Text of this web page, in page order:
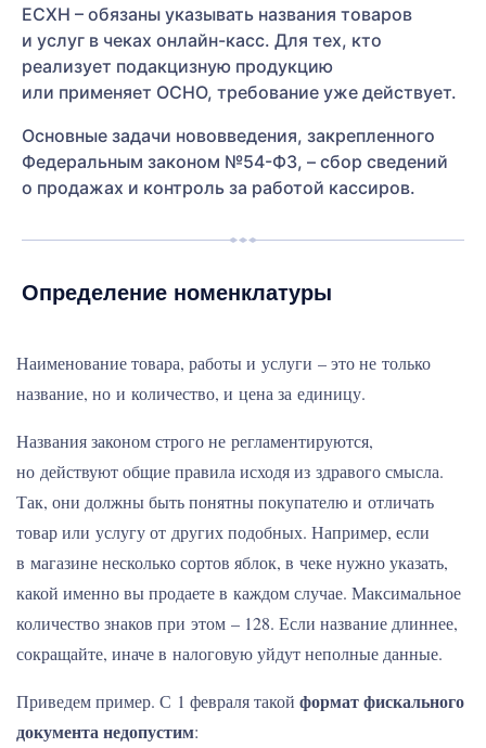
ЕСХН – обязаны указывать названия товаров
и услуг в чеках онлайн-касс. Для тех, кто
реализует подакцизную продукцию
или применяет ОСНО, требование уже действует.
Основные задачи нововведения, закрепленного
Федеральным законом №54-ФЗ, – сбор сведений
о продажах и контроль за работой кассиров.
Определение номенклатуры
Наименование товара, работы и услуги – это не только
название, но и количество, и цена за единицу.
Названия законом строго не регламентируются,
но действуют общие правила исходя из здравого смысла.
Так, они должны быть понятны покупателю и отличать
товар или услугу от других подобных. Например, если
в магазине несколько сортов яблок, в чеке нужно указать,
какой именно вы продаете в каждом случае. Максимальное
количество знаков при этом – 128. Если название длиннее,
сокращайте, иначе в налоговую уйдут неполные данные.
Приведем пример. С 1 февраля такой формат фискального
документанедопустим: